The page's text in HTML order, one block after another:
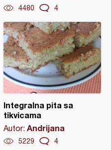
4480 4
Integralna pita sa
tikvicama
Autor: Andrijana
5229 4